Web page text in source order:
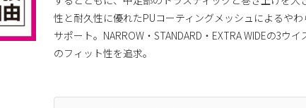
性と耐久性に優れたPUコーティングメッシュによるや
サポート。NARROW・STANDARD・EXTRA WIDEの3ウ
のフィット性を追求。